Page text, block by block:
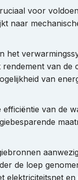
voor
naar
het
van de
van
efficiëntie van de
de loep
en